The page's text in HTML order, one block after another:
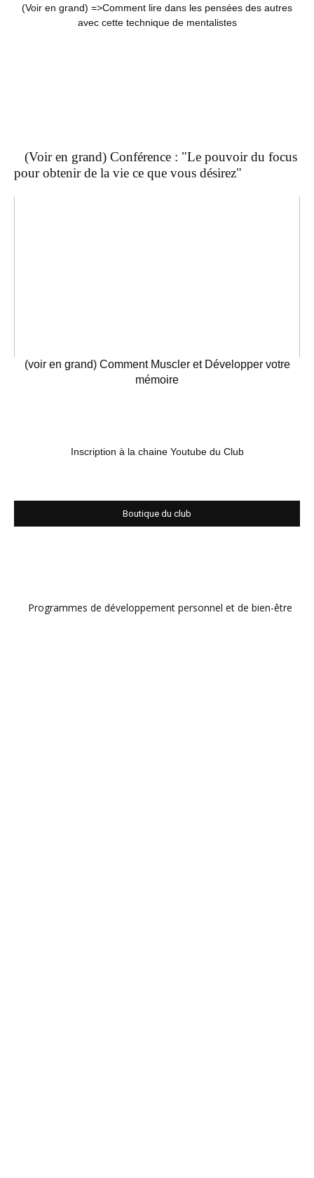
(Voir en grand) =>Comment lire dans les pensées des autres
avec cette technique de mentalistes
(Voir en grand) Conférence : "Le pouvoir du focus
pour obtenir de la vie ce que vous désirez"
(voir en grand) Comment Muscler et Développer votre
mémoire
Inscription à la chaine Youtube du Club
Boutique du club
Programmes de développement personnel et de bien-être